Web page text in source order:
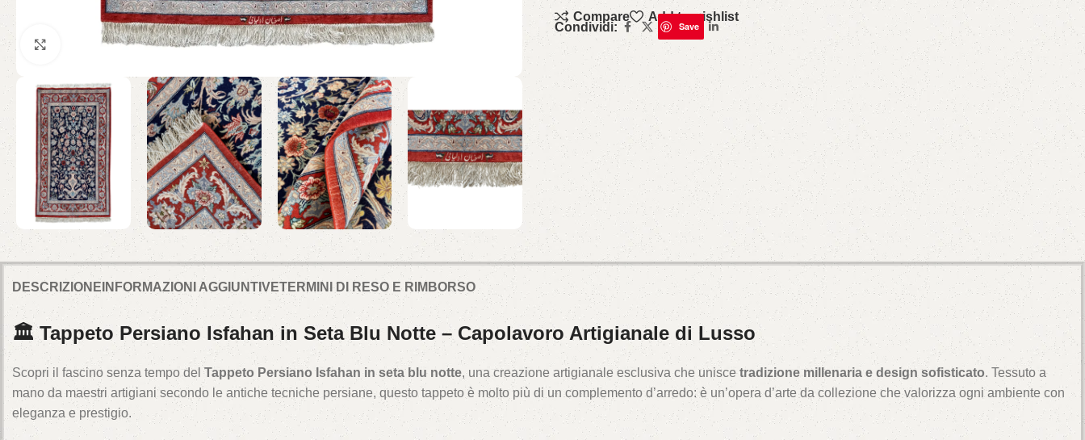
Click to enlarge
Compare Add to wishlist
Condividi: Save
DESCRIZIONE INFORMAZIONI AGGIUNTIVETERMINI DI RESO E RIMBORSO
🏛️ Tappeto Persiano Isfahan in Seta Blu Notte – Capolavoro Artigianale di Lusso
Scopri il fascino senza tempo delTappeto Persiano Isfahan in seta blu notte, una creazione artigianale esclusiva che unisce tradizione millenaria e design sofisticato. Tessuto a
mano da maestri artigiani secondo le antiche tecniche persiane, questo tappeto è molto più di un complemento d’arredo: è un’opera d’arte da collezione che valorizza ogni ambiente con
eleganza e prestigio.